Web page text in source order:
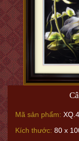
Mã sản phẩm:
Kích thước: 80 x